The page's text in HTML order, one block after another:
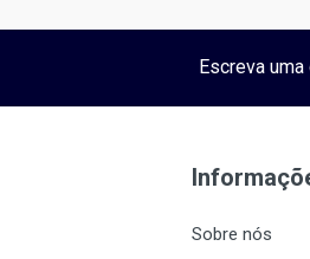
Escreva
Sobre nós